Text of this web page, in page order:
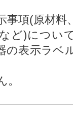
項(原材料
ど)につい
の表示ラベ